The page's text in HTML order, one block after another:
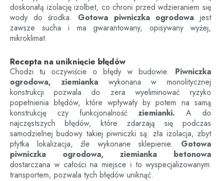
doskonałą izolację izolbet, co chroni przed wdzieraniem się
wody do środka. Gotowa piwniczka ogrodowa jest
zawsze sucha i ma gwarantowany, opisywany wyżej,
mikroklimat.
Recepta na uniknięcie błędów
Chodzi tu oczywiście o błędy w budowie. Piwniczka
ogrodowa, ziemiankawykonana w monolitycznej
konstrukcji pozwala do zera wyeliminować ryzyko
popełnienia błędów, które wpływały by potem na samą
konstrukcję czy funkcjonalnośćziemianki. A do
najczęstszych błędów, które zdarzają się podczas
samodzielnej budowy takiej piwniczki są: zła izolacja, zbyt
płytka lokalizacja, źle wykonane sklepienie. Gotowa
piwniczka ogrodowa, ziemianka betonowa
dostarczana w całości na miejsce i to wyspecjalizowanym
transportem, pozwala tych błędów uniknąć.